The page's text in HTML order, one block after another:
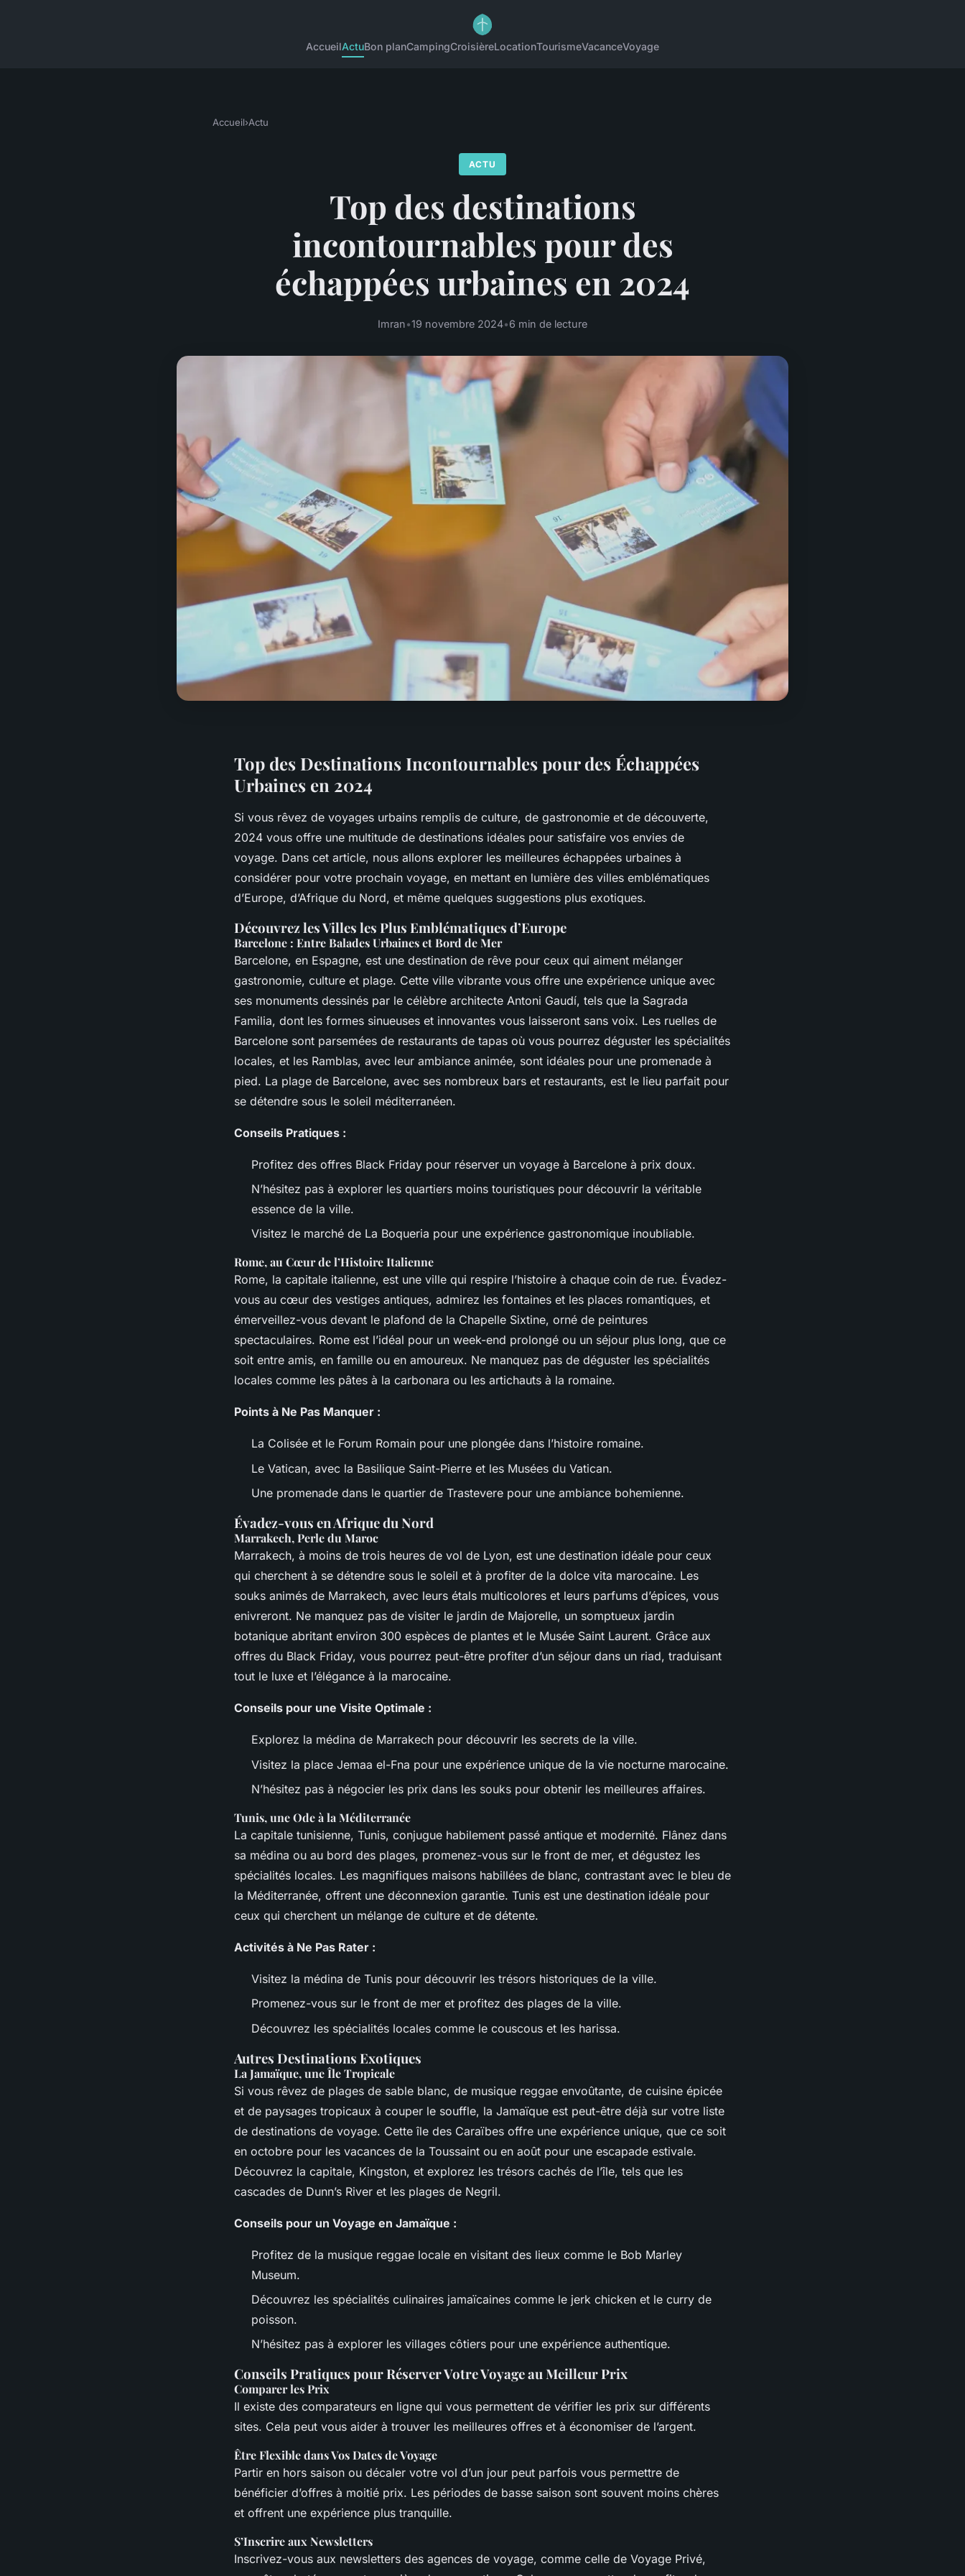
AccueilActuBon planCampingCroisièreLocationTourismeVacanceVoyage
Accueil›Actu
ACTU
Top des destinations
incontournables pour des
échappées urbaines en 2024
Imran•19 novembre 2024•6 min de lecture
Top des Destinations Incontournables pour des Échappées
Urbaines en 2024
Si vous rêvez de voyages urbains remplis de culture, de gastronomie et de découverte,
2024 vous offre une multitude de destinations idéales pour satisfaire vos envies de
voyage. Dans cet article, nous allons explorer les meilleures échappées urbaines à
considérer pour votre prochain voyage, en mettant en lumière des villes emblématiques
d’Europe, d’Afrique du Nord, et même quelques suggestions plus exotiques.
Découvrez les Villes les Plus Emblématiques d’Europe
Barcelone : Entre Balades Urbaines et Bord de Mer
Barcelone, en Espagne, est une destination de rêve pour ceux qui aiment mélanger
gastronomie, culture et plage. Cette ville vibrante vous offre une expérience unique avec
ses monuments dessinés par le célèbre architecte Antoni Gaudí, tels que la Sagrada
Familia, dont les formes sinueuses et innovantes vous laisseront sans voix. Les ruelles de
Barcelone sont parsemées de restaurants de tapas où vous pourrez déguster les spécialités
locales, et les Ramblas, avec leur ambiance animée, sont idéales pour une promenade à
pied. La plage de Barcelone, avec ses nombreux bars et restaurants, est le lieu parfait pour
se détendre sous le soleil méditerranéen.
Conseils Pratiques :
Profitez des offres Black Friday pour réserver un voyage à Barcelone à prix doux.
N’hésitez pas à explorer les quartiers moins touristiques pour découvrir la véritable
essence de la ville.
Visitez le marché de La Boqueria pour une expérience gastronomique inoubliable.
Rome, au Cœur de l’Histoire Italienne
Rome, la capitale italienne, est une ville qui respire l’histoire à chaque coin de rue. Évadez-
vous au cœur des vestiges antiques, admirez les fontaines et les places romantiques, et
émerveillez-vous devant le plafond de la Chapelle Sixtine, orné de peintures
spectaculaires. Rome est l’idéal pour un week-end prolongé ou un séjour plus long, que ce
soit entre amis, en famille ou en amoureux. Ne manquez pas de déguster les spécialités
locales comme les pâtes à la carbonara ou les artichauts à la romaine.
Points à Ne Pas Manquer :
La Colisée et le Forum Romain pour une plongée dans l’histoire romaine.
Le Vatican, avec la Basilique Saint-Pierre et les Musées du Vatican.
Une promenade dans le quartier de Trastevere pour une ambiance bohemienne.
Évadez-vous en Afrique du Nord
Marrakech, Perle du Maroc
Marrakech, à moins de trois heures de vol de Lyon, est une destination idéale pour ceux
qui cherchent à se détendre sous le soleil et à profiter de la dolce vita marocaine. Les
souks animés de Marrakech, avec leurs étals multicolores et leurs parfums d’épices, vous
enivreront. Ne manquez pas de visiter le jardin de Majorelle, un somptueux jardin
botanique abritant environ 300 espèces de plantes et le Musée Saint Laurent. Grâce aux
offres du Black Friday, vous pourrez peut-être profiter d’un séjour dans un riad, traduisant
tout le luxe et l’élégance à la marocaine.
Conseils pour une Visite Optimale :
Explorez la médina de Marrakech pour découvrir les secrets de la ville.
Visitez la place Jemaa el-Fna pour une expérience unique de la vie nocturne marocaine.
N’hésitez pas à négocier les prix dans les souks pour obtenir les meilleures affaires.
Tunis, une Ode à la Méditerranée
La capitale tunisienne, Tunis, conjugue habilement passé antique et modernité. Flânez dans
sa médina ou au bord des plages, promenez-vous sur le front de mer, et dégustez les
spécialités locales. Les magnifiques maisons habillées de blanc, contrastant avec le bleu de
la Méditerranée, offrent une déconnexion garantie. Tunis est une destination idéale pour
ceux qui cherchent un mélange de culture et de détente.
Activités à Ne Pas Rater :
Visitez la médina de Tunis pour découvrir les trésors historiques de la ville.
Promenez-vous sur le front de mer et profitez des plages de la ville.
Découvrez les spécialités locales comme le couscous et les harissa.
Autres Destinations Exotiques
La Jamaïque, une Île Tropicale
Si vous rêvez de plages de sable blanc, de musique reggae envoûtante, de cuisine épicée
et de paysages tropicaux à couper le souffle, la Jamaïque est peut-être déjà sur votre liste
de destinations de voyage. Cette île des Caraïbes offre une expérience unique, que ce soit
en octobre pour les vacances de la Toussaint ou en août pour une escapade estivale.
Découvrez la capitale, Kingston, et explorez les trésors cachés de l’île, tels que les
cascades de Dunn’s River et les plages de Negril.
Conseils pour un Voyage en Jamaïque :
Profitez de la musique reggae locale en visitant des lieux comme le Bob Marley
Museum.
Découvrez les spécialités culinaires jamaïcaines comme le jerk chicken et le curry de
poisson.
N’hésitez pas à explorer les villages côtiers pour une expérience authentique.
Conseils Pratiques pour Réserver Votre Voyage au Meilleur Prix
Comparer les Prix
Il existe des comparateurs en ligne qui vous permettent de vérifier les prix sur différents
sites. Cela peut vous aider à trouver les meilleures offres et à économiser de l’argent.
Être Flexible dans Vos Dates de Voyage
Partir en hors saison ou décaler votre vol d’un jour peut parfois vous permettre de
bénéficier d’offres à moitié prix. Les périodes de basse saison sont souvent moins chères
et offrent une expérience plus tranquille.
S’Inscrire aux Newsletters
Inscrivez-vous aux newsletters des agences de voyage, comme celle de Voyage Privé,